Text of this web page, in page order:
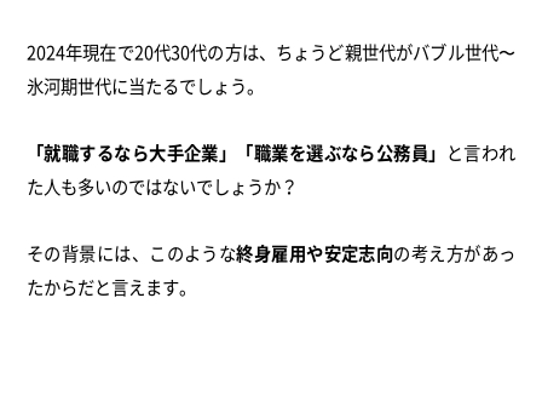
2024年現在で20代30代の方は、ちょうど親世代がバブル世代〜
氷河期世代に当たるでしょう。
「就職するなら大手企業」「職業を選ぶなら公務員」 と言われ
た人も多いのではないでしょうか？
その背景には、このような終身雇用や安定志向の考え方があっ
たからだと言えます。